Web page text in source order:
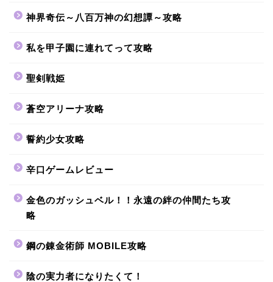
神界奇伝～八百万神の幻想譚～攻略
私を甲子園に連れてって攻略
聖剣戦姫
蒼空アリーナ攻略
誓約少女攻略
辛口ゲームレビュー
金色のガッシュベル！！永遠の絆の仲間たち攻
略
鋼の錬金術師 MOBILE攻略
陰の実力者になりたくて！